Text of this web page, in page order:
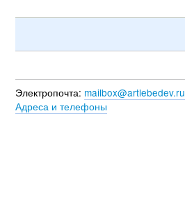
Электропочта: mailbox@artlebedev.ru
Адреса и телефоны